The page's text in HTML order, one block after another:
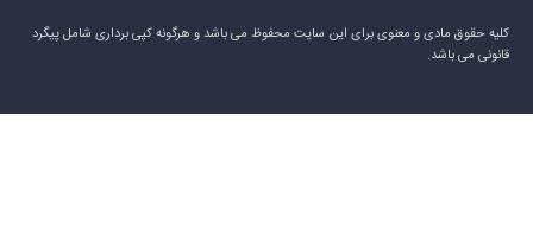
کلیه حقوق مادی و معنوی برای این سایت محفوظ می باشد و هرگونه کپی برداری شامل پیگرد
قانونی می باشد.